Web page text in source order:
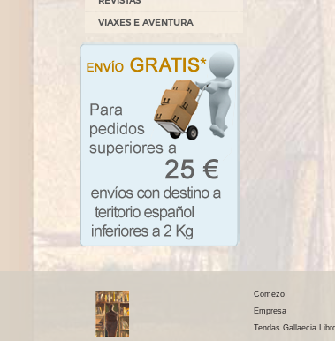
VIAXES E AVENTURA
Comezo
Empresa
Tendas Gallaecia